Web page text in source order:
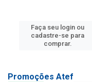
Faça seu login ou
cadastre-se para
comprar.
Promoções Atef